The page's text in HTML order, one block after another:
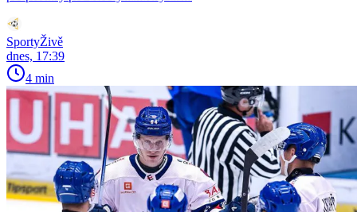
SportyŽivě
dnes, 17:39
4 min